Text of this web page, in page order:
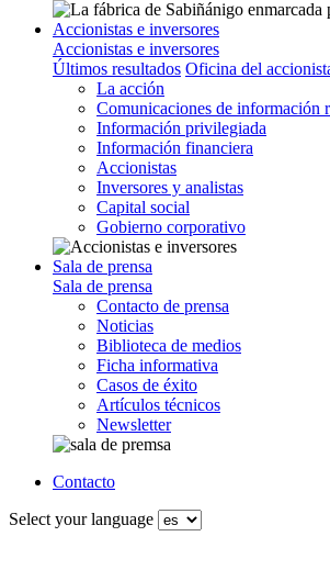
Accionistas e inversores
Accionistas e inversores
Últimos resultados Oficina del
La acción
Comunicaciones de información
Información privilegiada
Información financiera
Accionistas
Inversores y analistas
Capital social
Gobierno corporativo
Sala de prensa
Sala de prensa
Contacto de prensa
Noticias
Biblioteca de medios
Ficha informativa
Casos de éxito
Artículos técnicos
Newsletter
Contacto
Select your language